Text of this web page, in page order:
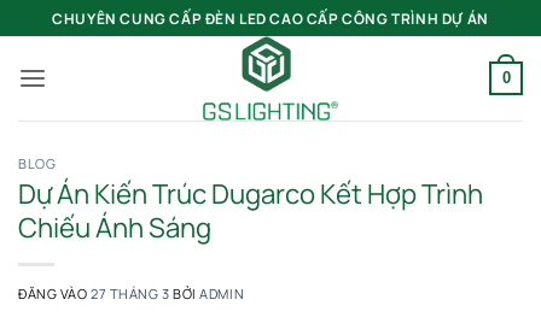
qua
nội
CHUYÊN CUNG CẤP ĐÈN LED CAO CẤP CÔNG TRÌNH DỰ ÁN
0
BLOG
Dự Án Kiến Trúc Dugarco Kết Hợp Trình
Chiếu Ánh Sáng
ĐĂNG VÀO 27 THÁNG 3 BỞIADMIN